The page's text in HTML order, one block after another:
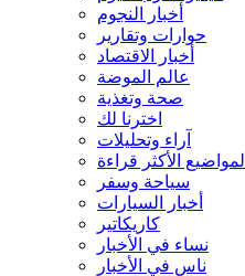
أخبار النجوم
حوارات وتقارير
أخبار الاقتصاد
عالم الموضة
صحة وتغذية
اخترنا لك
آراء وتحليلات
المواضيع الأكثر قراءة
سياحة وسفر
أخبار السيارات
كاريكاتير
نساء في الأخبار
ناس في الأخبار